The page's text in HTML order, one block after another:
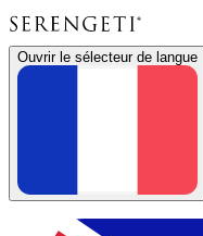
Ouvrir le sélecteur de langue